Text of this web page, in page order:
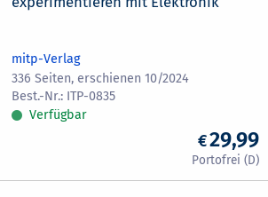
mitp-Verlag
336 Seiten, erschienen 10/2024
ITP-0835
Verfügbar
29,99